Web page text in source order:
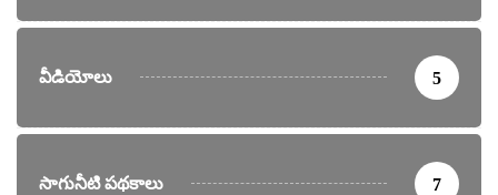
వీడియోలు 5
సాగునీటి పథకాలు 7